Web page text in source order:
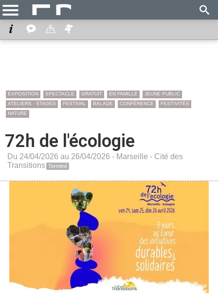
EXPOSITION SPECTACLE GRATUIT EN FAMILLE
JEUNE PUBLIC
ATELIERS - STAGES
FESTIVAL BALADE CONFÉRENCE
FESTIVITÉS
NATURE
72h de l'écologie
Du 24/04/2026 au 26/04/2026 - Marseille - Cité des
Transitions Terminé